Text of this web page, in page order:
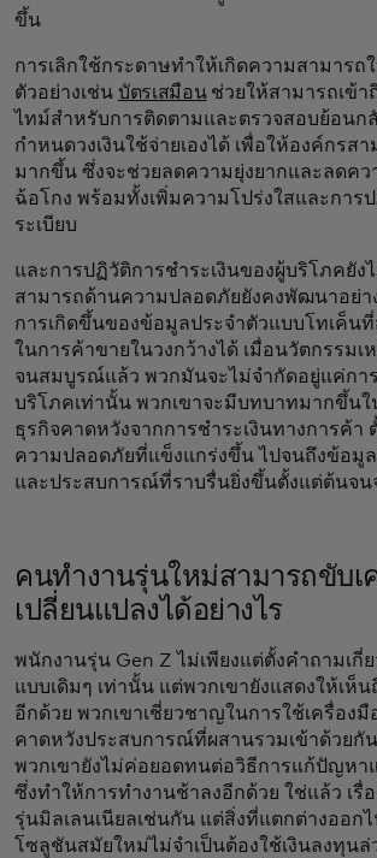
ขึ้น
การเลิกใช้กระดาษทำให้เกิดความสามารถ
ตัวอย่างเช่น บัตรเสมือนช่วยให้สามารถเข้า
ไทม์สำหรับการติดตามและตรวจสอบย้อนก
กำหนดวงเงินใช้จ่ายเองได้ เพื่อให้องค์กรส
มากขึ้น ซึ่งจะช่วยลดความยุ่งยากและลดคว
ฉ้อโกง พร้อมทั้งเพิ่มความโปร่งใสและการ
ระเบียบ
และการปฏิวัติการชำระเงินของผู้บริโภคยัง
สามารถด้านความปลอดภัยยังคงพัฒนาอย่า
การเกิดขึ้นของข้อมูลประจำตัวแบบโทเค็น
ในการค้าขายในวงกว้างได้ เมื่อนวัตกรรมเ
จนสมบูรณ์แล้ว พวกมันจะไม่จำกัดอยู่แค่กา
บริโภคเท่านั้น พวกเขาจะมีบทบาทมากขึ้น
ธุรกิจคาดหวังจากการชำระเงินทางการค้า
ความปลอดภัยที่แข็งแกร่งขึ้น ไปจนถึงข้อ
และประสบการณ์ที่ราบรื่นยิ่งขึ้นตั้งแต่ต้นจน
คนทำงานรุ่นใหม่สามารถขับเ
เปลี่ยนแปลงได้อย่างไร
พนักงานรุ่น Gen Z ไม่เพียงแต่ตั้งคำถามเกี่
แบบเดิมๆ เท่านั้น แต่พวกเขายังแสดงให้เห็น
อีกด้วย พวกเขาเชี่ยวชาญในการใช้เครื่องมื
คาดหวังประสบการณ์ที่ผสานรวมเข้าด้วยกั
พวกเขายังไม่ค่อยอดทนต่อวิธีการแก้ปัญหา
ซึ่งทำให้การทำงานช้าลงอีกด้วย ใช่แล้ว เรื่
รุ่นมิลเลนเนียลเช่นกัน แต่สิ่งที่แตกต่างออก
โซลูชันสมัยใหม่ไม่จำเป็นต้องใช้เงินลงทุน